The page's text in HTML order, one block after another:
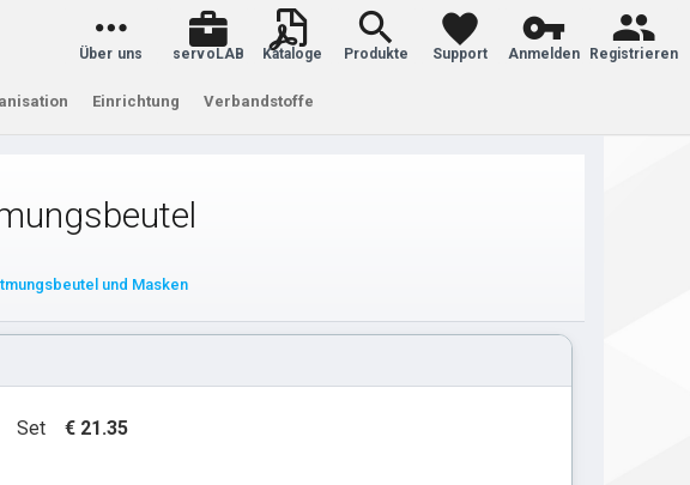
Über uns servoLAB Kataloge Produkte Support Anmelden Registrieren
Einrichtung Verbandstoffe
und Masken
Set € 21.35